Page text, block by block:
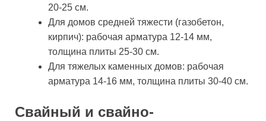
20-25 см.
Для домов средней тяжести (газобетон,
кирпич): рабочая арматура 12-14 мм,
толщина плиты 25-30 см.
Для тяжелых каменных домов: рабочая
арматура 14-16 мм, толщина плиты 30-40 см.
Свайный и свайно-